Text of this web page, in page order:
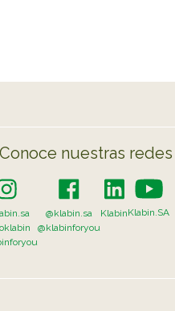
Conoce nuestras
@klabin.sa
@klabinforyou
KlabinKlabin.SA